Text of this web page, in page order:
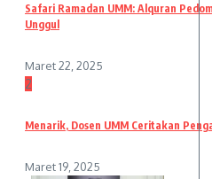
Safari Ramadan UMM: Alquran
Unggul
Maret 22, 2025
2
Menarik, Dosen UMM Ceritakan
Maret 19, 2025